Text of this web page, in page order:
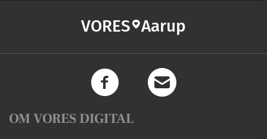
VORES Aarup
OM VORES DIGITAL